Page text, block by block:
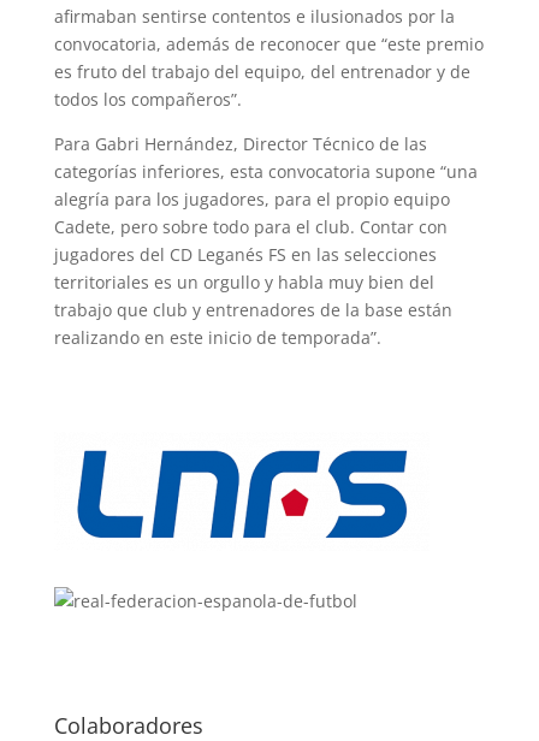
afirmaban sentirse contentos e ilusionados por la
convocatoria, además de reconocer que “este premio
es fruto del trabajo del equipo, del entrenador y de
todos los compañeros”.
Para Gabri Hernández, Director Técnico de las
categorías inferiores, esta convocatoria supone “una
alegría para los jugadores, para el propio equipo
Cadete, pero sobre todo para el club. Contar con
jugadores del CD Leganés FS en las selecciones
territoriales es un orgullo y habla muy bien del
trabajo que club y entrenadores de la base están
realizando en este inicio de temporada”.
Colaboradores